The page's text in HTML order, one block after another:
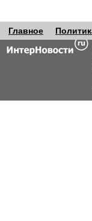
Главное